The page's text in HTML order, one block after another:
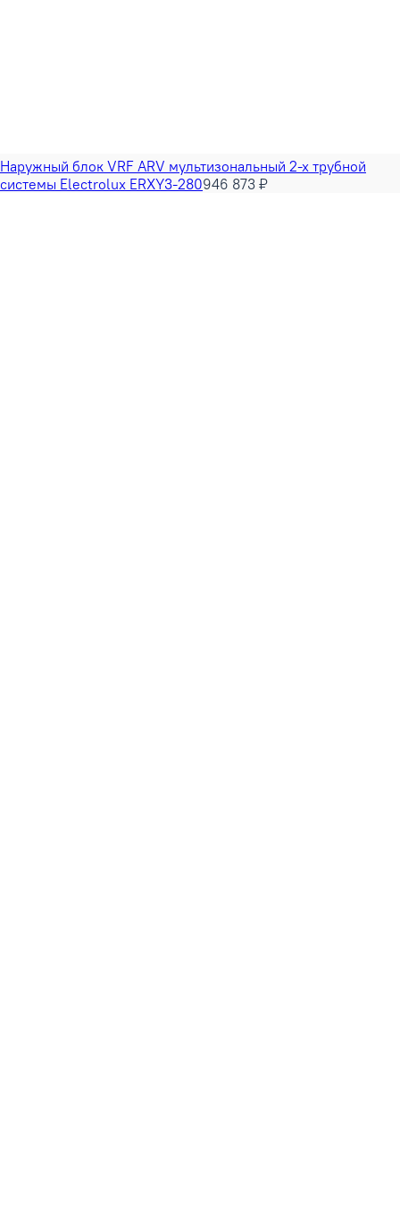
Наружный блок VRF ARV мультизональный 2-х трубной
системы Electrolux ERXY3-280946 873 ₽